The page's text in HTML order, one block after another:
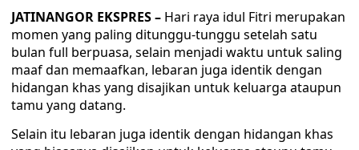
JATINANGOR EKSPRES – Hari raya idul Fitri merupakan
momen yang paling ditunggu-tunggu setelah satu
bulan full berpuasa, selain menjadi waktu untuk saling
maaf dan memaafkan, lebaran juga identik dengan
hidangan khas yang disajikan untuk keluarga ataupun
tamu yang datang.
Selain itu lebaran juga identik dengan hidangan khas